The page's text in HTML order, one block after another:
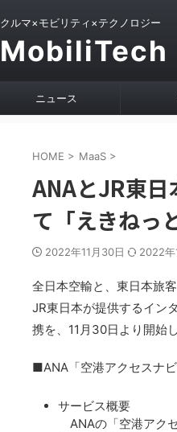
クルマ×モビリティ×テクノロジー
MobiliTech
ニュース
HOME > MaaS >
ANAとJR東
て「えきねっ
2022年11月30日 2022年
全日本空輸と、東日本旅
JR東日本が提供するイン
携を、11月30日より開始
■ANA「空港アクセスナ
サービス概要
ANAの「空港アク